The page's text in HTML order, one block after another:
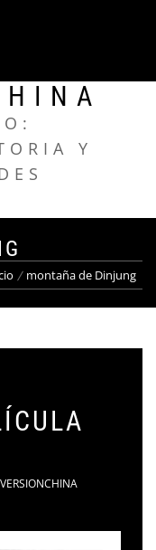
Y
montaña de Dinjung
VERSIONCHINA